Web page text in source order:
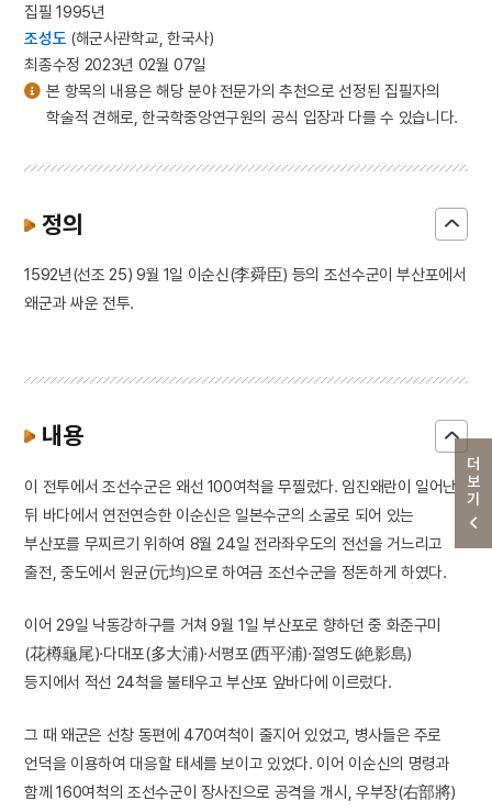
더보기
집필 1995년
조성도 (해군사관학교, 한국사)
최종수정 2023년 02월 07일
본 항목의 내용은 해당 분야 전문가의 추천으로 선정된 집필자의
학술적 견해로, 한국학중앙연구원의 공식 입장과 다를 수 있습니다.
정의
1592년(선조 25) 9월 1일 이순신(李舜臣) 등의 조선수군이 부산포에서
왜군과 싸운 전투.
내용
이 전투에서 조선수군은 왜선 100여척을 무찔렀다. 임진왜란이 일어난
뒤 바다에서 연전연승한 이순신은 일본수군의 소굴로 되어 있는
부산포를 무찌르기 위하여 8월 24일 전라좌우도의 전선을 거느리고
출전, 중도에서 원균(元均)으로 하여금 조선수군을 정돈하게 하였다.
이어 29일 낙동강하구를 거쳐 9월 1일 부산포로 향하던 중 화준구미
(花樽龜尾)·다대포(多大浦)·서평포(西平浦)·절영도(絶影島)
등지에서 적선 24척을 불태우고 부산포 앞바다에 이르렀다.
그 때 왜군은 선창 동편에 470여척이 줄지어 있었고, 병사들은 주로
언덕을 이용하여 대응할 태세를 보이고 있었다. 이어 이순신의 명령과
함께 160여척의 조선수군이 장사진으로 공격을 개시, 우부장(右部將)